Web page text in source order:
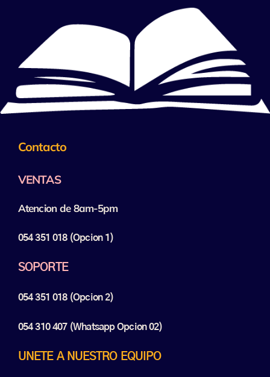
Contacto
VENTAS
Atencion de 8am-5pm
054 351 018 (opcion 1)
SOPORTE
054 351 018 (opcion 2)
054 310 407 (Whatsapp Opcion 02)
UNETE A NUESTRO EQUIPO